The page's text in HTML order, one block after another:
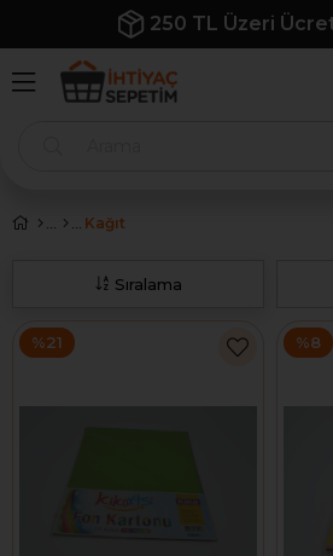
250 TL Üzeri
Kağıt
Sıralama
%21 %8